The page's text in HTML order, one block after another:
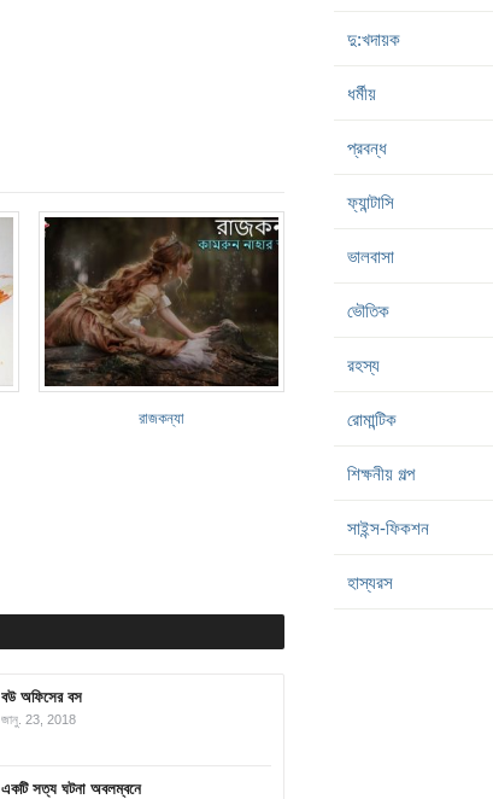
রাজকন্যা
বউ অফিসের বস
জানু. 23, 2018
একটি সত্য ঘটনা অবলম্বনে
দু:খদায়ক
ধর্মীয়
প্রবন্ধ
ফ্যান্টাসি
ভালবাসা
ভৌতিক
রহস্য
রোমান্টিক
শিক্ষনীয় গল্প
সাইন্স-ফিকশন
হাস্যরস